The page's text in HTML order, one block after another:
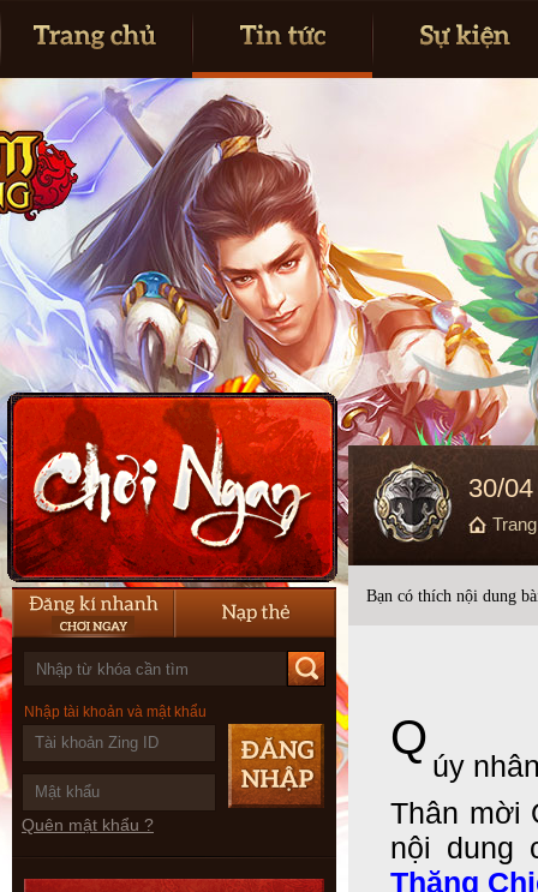
Nhập tài khoản và mật khẩu
Quên mật khẩu ?
30/
Bạn có thích nội dung
Q
úy
Thân mời
nội dung
Thăng